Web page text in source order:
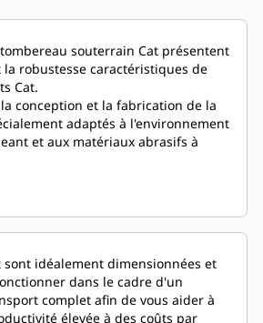
souterrain Cat présentent
la robustesse caractéristiques de
Cat.
conception et la fabrication de la
adaptés à l'environnement
et aux matériaux abrasifs à
sont idéalement dimensionnées et
dans le cadre d'un
complet afin de vous aider à
élevée à des coûts par